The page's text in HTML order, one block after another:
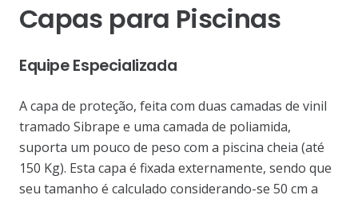
Capas para Piscinas
Equipe Especializada
A capa de proteção, feita com duas camadas de vinil
tramado Sibrape e uma camada de poliamida,
suporta um pouco de peso com a piscina cheia (até
150 Kg). Esta capa é fixada externamente, sendo que
seu tamanho é calculado considerando-se 50 cm a